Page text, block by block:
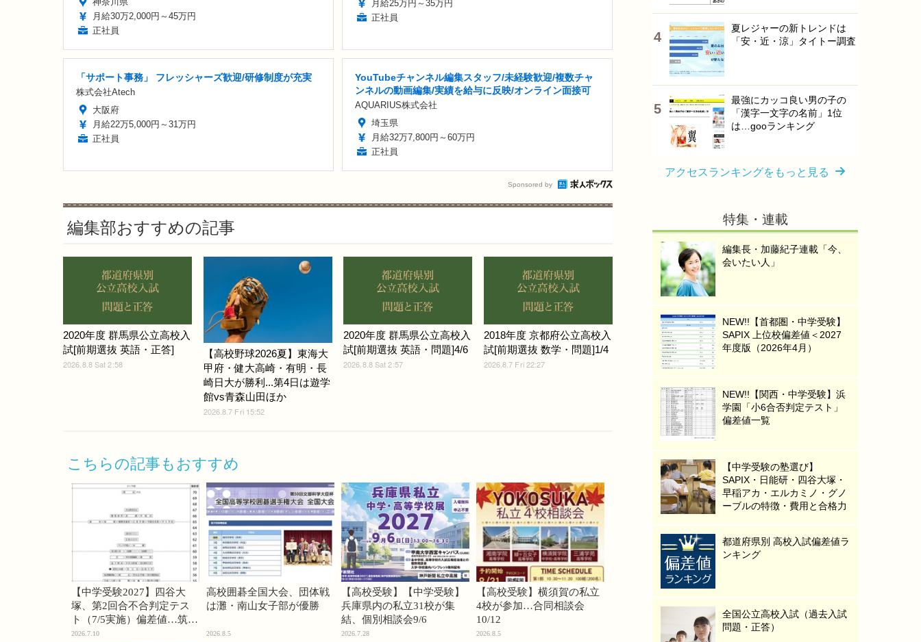
月給30万2,000円～45万円
正社員
月給25万円～35万円
正社員
「サポート事務」 フレッシャーズ歓迎/研修制度が充実
株式会社Atech
大阪府
月給22万5,000円～31万円
正社員
YouTubeチャンネル編集スタッフ/未経験歓迎/複数チャ
ンネルの動画編集/実績を給与に反映/オンライン面接可
AQUARIUS株式会社
埼玉県
月給32万7,800円～60万円
正社員
Sponsored by
編集部おすすめの記事
2020年度 群馬県公立高校入
試[前期選抜 英語・正答]
2026.8.8 Sat 2:58
【高校野球2026夏】東海大
甲府・健大高崎・有明・長
崎日大が勝利...第4日は遊学
館vs青森山田ほか
2026.8.7 Fri 15:52
2020年度 群馬県公立高校入
試[前期選抜 英語・問題]4/6
2026.8.8 Sat 2:57
2018年度 京都府公立高校入
試[前期選抜 数学・問題]1/4
2026.8.7 Fri 22:27
こちらの記事もおすすめ
【中学受験2027】四谷大
塚、第2回合不合判定テス
ト（7/5実施）偏差値…筑駒
74・桜蔭70＜PR＞
2026.7.10
高校囲碁全国大会、団体戦
は灘・南山女子部が優勝
2026.8.5
【高校受験】【中学受験】
兵庫県内の私立31校が集
結、個別相談会9/6
2026.7.28
【高校受験】横須賀の私立
4校が参加…合同相談会
10/12
2026.8.5
夏レジャーの新トレンドは
「安・近・涼」タイトー調査
最強にカッコ良い男の子の
「漢字一文字の名前」1位
は…gooランキング
アクセスランキングをもっと見る
特集・連載
編集長・加藤紀子連載「今、
会いたい人」
NEW!!【首都圏・中学受験】
SAPIX 上位校偏差値＜2027
年度版（2026年4月）
NEW!!【関西・中学受験】浜
学園「小6合否判定テスト」
偏差値一覧
【中学受験の塾選び】
SAPIX・日能研・四谷大塚・
早稲アカ・エルカミノ・グノ
ーブルの特徴・費用と合格力
都道府県別 高校入試偏差値ラ
ンキング
全国公立高校入試（過去入試
問題・正答）